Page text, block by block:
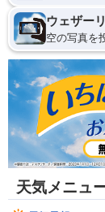
ウェザー
空の写真を
天気メニュ